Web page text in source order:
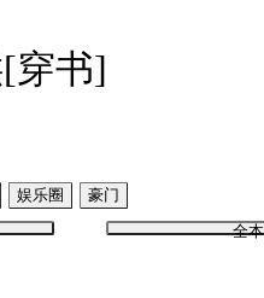
穿书]
娱乐圈 豪门
全